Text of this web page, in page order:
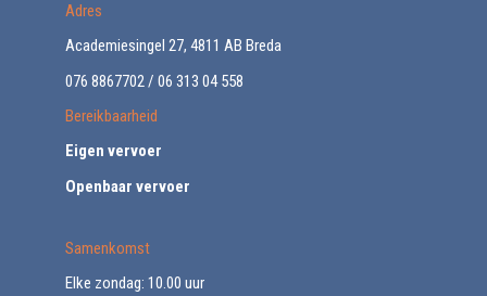
Adres
Academiesingel 27, 4811 AB Breda
076 8867702 / 06 313 04 558
Bereikbaarheid
Eigen vervoer
Openbaar vervoer
Samenkomst
Elke zondag: 10.00 uur